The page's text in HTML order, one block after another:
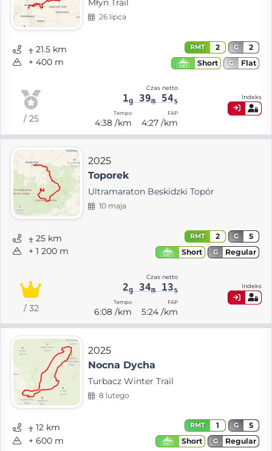
Młyn Trail
26 lipca
⨦ 21.5 km
+ 400 m
RMT 2 G
2
Short
G Flat
/ 25
Czas netto
1g39m54s
Tempo
4:38 /km
FAP
4:27 /km
Indeks
2025
Toporek
Ultramaraton Beskidzki Topór
10 maja
⨦ 25 km
+ 1 200 m
RMT 2 G
5
Short
G Regular
/ 32
Czas netto
2g34m13s
Tempo
6:08 /km
FAP
5:24 /km
Indeks
2025
Nocna Dycha
Turbacz Winter Trail
8 lutego
⨦ 12 km
+ 600 m
RMT 1 G
5
Short
G Regular